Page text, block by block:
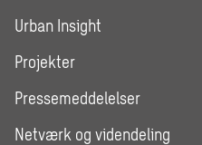
Urban Insight
Projekter
Pressemeddelelser
Netværk og videndeling